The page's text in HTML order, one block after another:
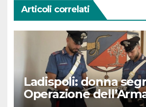
Articoli correlati
Ladispoli: donna
Operazione